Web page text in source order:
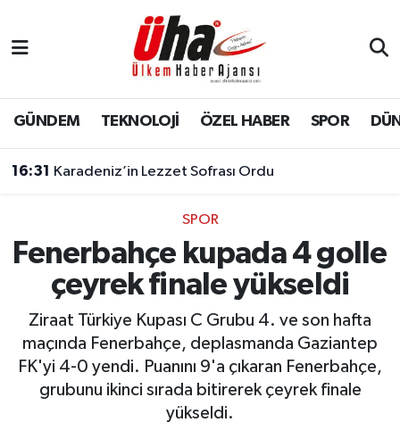
GÜNDEM TEKNOLOJİ ÖZEL HABER SPOR
16:31 Karadeniz’in Lezzet Sofrası Ordu
SPOR
Fenerbahçe kupada 4 golle
çeyrek finale yükseldi
Ziraat Türkiye Kupası C Grubu 4. ve son hafta
maçında Fenerbahçe, deplasmanda Gaziantep
FK'yi 4-0 yendi. Puanını 9'a çıkaran Fenerbahçe,
grubunu ikinci sırada bitirerek çeyrek finale
yükseldi.
İstanbul Nöbetçi Eczaneler
İstanbul Hava Durumu
Süper Lig Puan Durumu ve Fikstür
Tüm Manşetler
Son Dakika Haberleri
Haber Arşivi